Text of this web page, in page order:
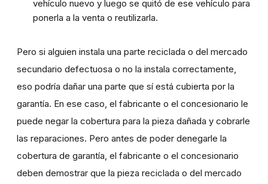
vehículo nuevo y luego se quitó de ese vehículo para
ponerla a la venta o reutilizarla.
Pero si alguien instala una parte reciclada o del mercado
secundario defectuosa o no la instala correctamente,
eso podría dañar una parte que sí está cubierta por la
garantía. En ese caso, el fabricante o el concesionario le
puede negar la cobertura para la pieza dañada y cobrarle
las reparaciones. Pero antes de poder denegarle la
cobertura de garantía, el fabricante o el concesionario
deben demostrar que la pieza reciclada o del mercado